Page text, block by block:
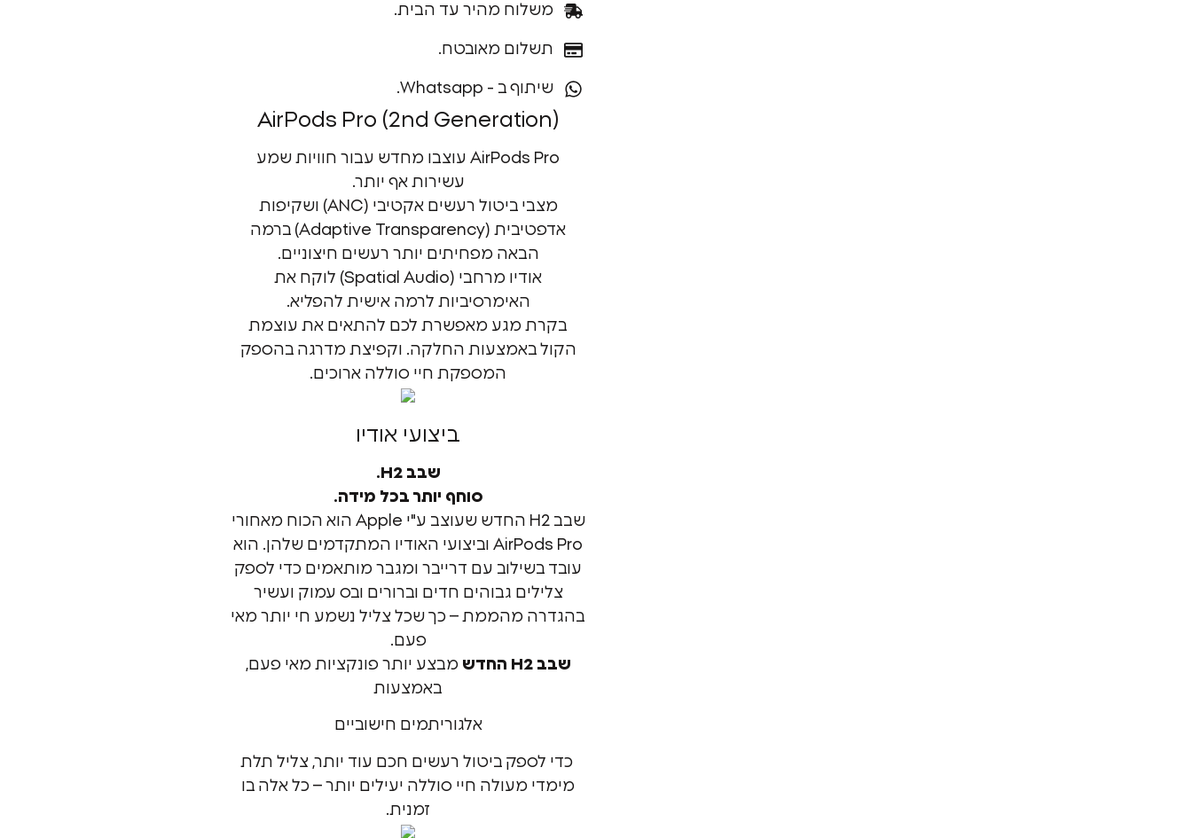
משלוח מהיר עד הבית.
תשלום מאובטח.
שיתוף ב - Whatsapp.
AirPods Pro (2nd Generation)
AirPods Pro עוצבו מחדש עבור חוויות שמע
עשירות אף יותר.
מצבי ביטול רעשים אקטיבי (ANC) ושקיפות
אדפטיבית (Adaptive Transparency) ברמה
הבאה מפחיתים יותר רעשים חיצוניים.
אודיו מרחבי (Spatial Audio) לוקח את
האימרסיביות לרמה אישית להפליא.
בקרת מגע מאפשרת לכם להתאים את עוצמת
הקול באמצעות החלקה. וקפיצת מדרגה בהספק
המספקת חיי סוללה ארוכים.
ביצועי אודיו
שבב H2.
סוחף יותר בכל מידה.
שבב H2 החדש שעוצב ע"י Apple הוא הכוח מאחורי
AirPods Pro וביצועי האודיו המתקדמים שלהן. הוא
עובד בשילוב עם דרייבר ומגבר מותאמים כדי לספק
צלילים גבוהים חדים וברורים ובס עמוק ועשיר
בהגדרה מהממת – כך שכל צליל נשמע חי יותר מאי
פעם.
שבב H2 החדש
מבצע יותר פונקציות מאי פעם,
באמצעות
אלגוריתמים חישוביים
כדי לספק ביטול רעשים חכם עוד יותר, צליל תלת
מימדי מעולה חיי סוללה יעילים יותר – כל אלה בו
זמנית.